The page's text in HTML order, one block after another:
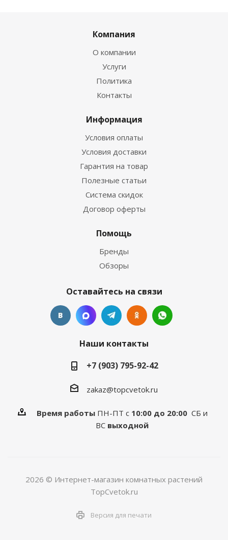
Компания
О компании
Услуги
Политика
Контакты
Информация
Условия оплаты
Условия доставки
Гарантия на товар
Полезные статьи
Система скидок
Договор оферты
Помощь
Бренды
Обзоры
Оставайтесь на связи
Наши контакты
+7 (903) 795-92-42
zakaz@topcvetok.ru
Время работы ПН-ПТ с 10:00 до 20:00 СБ и
ВС выходной
2026 © Интернет-магазин комнатных растений
TopCvetok.ru
Версия для печати